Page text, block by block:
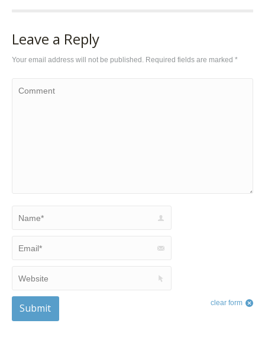
Leave a Reply
Your email address will not be published. Required fields are marked *
clear form
Submit